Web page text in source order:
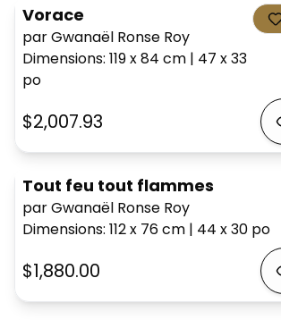
Vorace
par Gwanaël Ronse Roy
Dimensions: 119 x 84 cm | 47 x 33
po
$2,007.93
Tout feu tout flammes
par Gwanaël Ronse Roy
Dimensions: 112 x 76cm | 44 x 30 po
$1,880.00